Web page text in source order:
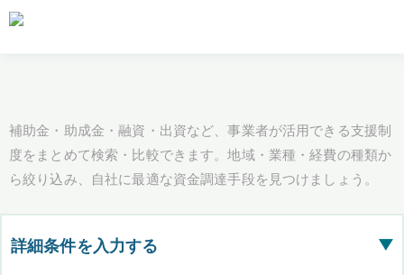
補助金・助成金・融資・出資など、事業者が活用できる支援制
度をまとめて検索・比較できます。地域・業種・経費の種類か
ら絞り込み、自社に最適な資金調達手段を見つけましょう。
詳細条件を入力する ▶